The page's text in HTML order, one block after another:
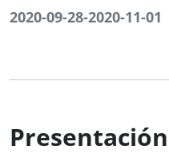
2020-09-28-2020-11-01
Presentación